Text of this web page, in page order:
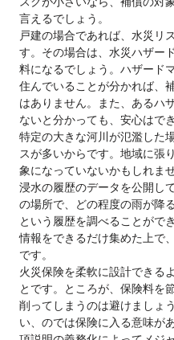
言えるでしょう。
戸建の場合であれば、水災リ
す。その場合は、水災ハザー
料になるでしょう。ハザード
住んでいることが分かれば、
はありません。また、あるハ
ないと分かっても、安心はで
特定の大きな河川が氾濫した
スが多いからです。地域に張
象になっていないかもしれま
浸水の履歴のデータを公開し
の場所で、どの程度の雨が降
という履歴を調べることがで
情報をできるだけ集めた上で
です。
火災保険を柔軟に設計できる
とです。ところが、保険料を
削ってしまうのは避けましょ
い、のでは保険に入る意味が